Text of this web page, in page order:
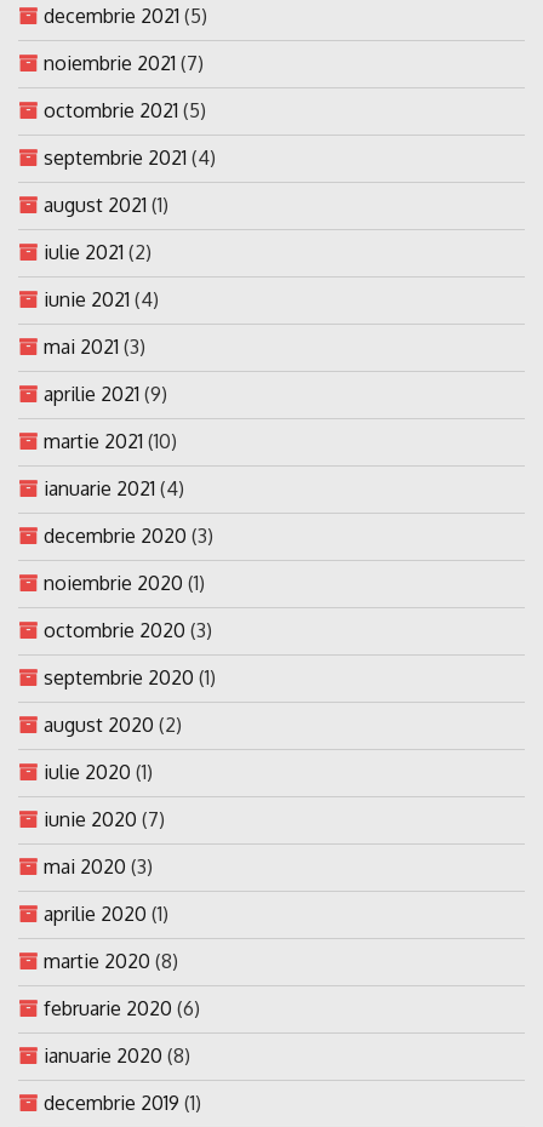
decembrie 2021 (5)
noiembrie 2021 (7)
octombrie 2021 (5)
septembrie 2021 (4)
august 2021 (1)
iulie 2021 (2)
iunie 2021 (4)
mai 2021 (3)
aprilie 2021 (9)
martie 2021 (10)
ianuarie 2021 (4)
decembrie 2020 (3)
noiembrie 2020 (1)
octombrie 2020 (3)
septembrie 2020 (1)
august 2020 (2)
iulie 2020 (1)
iunie 2020 (7)
mai 2020 (3)
aprilie 2020 (1)
martie 2020 (8)
februarie 2020 (6)
ianuarie 2020 (8)
decembrie 2019 (1)